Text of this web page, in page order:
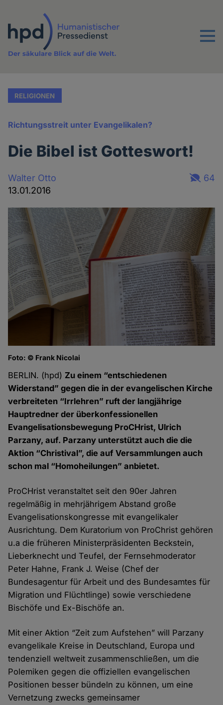
Inhalt
Menu
Der säkulare Blick auf die Welt.
RELIGIONEN
Richtungsstreit unter Evangelikalen?
Die Bibel ist Gotteswort!
Walter Otto
13.01.2016
64
Foto: © Frank Nicolai
BERLIN. (hpd) Zu einem “entschiedenen
Widerstand” gegen die in der evangelischen Kirche
verbreiteten “Irrlehren” ruft der langjährige
Hauptredner der überkonfessionellen
Evangelisationsbewegung ProCHrist, Ulrich
Parzany, auf. Parzany unterstützt auch die die
Aktion “Christival”, die auf Versammlungen auch
schon mal “Homoheilungen” anbietet.
ProCHrist veranstaltet seit den 90er Jahren
regelmäßig in mehrjährigem Abstand große
Evangelisationskongresse mit evangelikaler
Ausrichtung. Dem Kuratorium von ProChrist gehören
u.a die früheren Ministerpräsidenten Beckstein,
Lieberknecht und Teufel, der Fernsehmoderator
Peter Hahne, Frank J. Weise (Chef der
Bundesagentur für Arbeit und des Bundesamtes für
Migration und Flüchtlinge) sowie verschiedene
Bischöfe und Ex-Bischöfe an.
Mit einer Aktion “Zeit zum Aufstehen” will Parzany
evangelikale Kreise in Deutschland, Europa und
tendenziell weltweit zusammenschließen, um die
Polemiken gegen die offiziellen evangelischen
Positionen besser bündeln zu können, um eine
Vernetzung zwecks gemeinsamer